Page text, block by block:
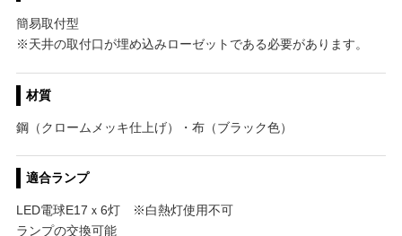
簡易取付型
※天井の取付口が埋め込みローゼットである必要があります。
材質
鋼（クロームメッキ仕上げ）・布（ブラック色）
適合ランプ
LED電球E17ｘ6灯 ※白熱灯使用不可
ランプの交換可能